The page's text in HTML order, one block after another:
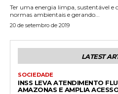
Ter uma energia limpa, sustentável e
normas ambientais e gerando...
20 de setembro de 2019
LATEST
SOCIEDADE
INSS LEVA ATENDIMENTO
AMAZONAS E AMPLIA